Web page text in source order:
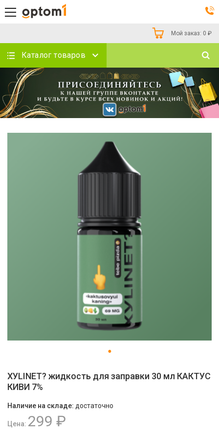
Мой заказ: 0 ₽
Каталог товаров
ХУLINET? жидкость для заправки 30 мл КАКТУС
КИВИ 7%
Наличие на складе: достаточно
Цена: 299 ₽